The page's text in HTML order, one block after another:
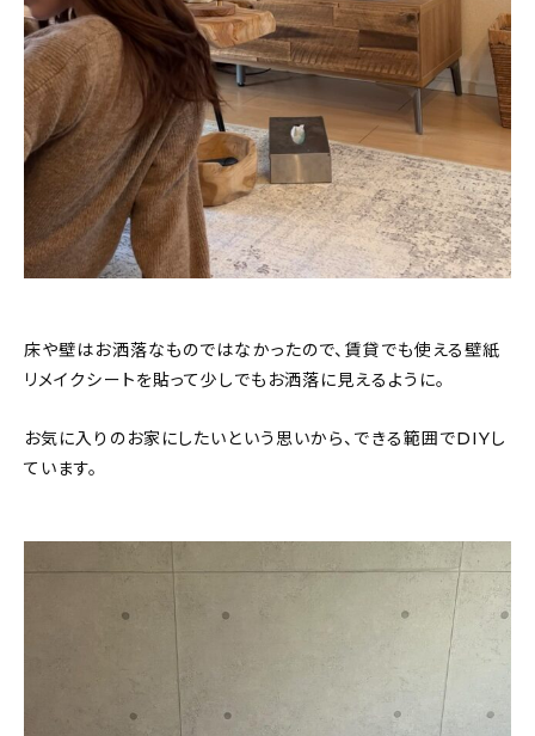
床や壁はお洒落なものではなかったので、賃貸でも使える壁紙
リメイクシートを貼って少しでもお洒落に見えるように。
お気に入りのお家にしたいという思いから、できる範囲でDIYし
ています。